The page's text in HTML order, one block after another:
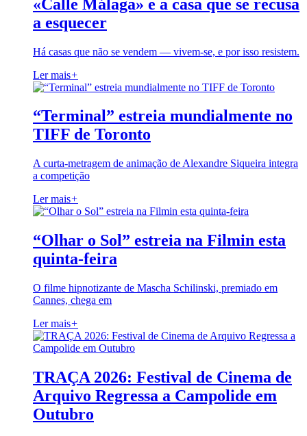
«Calle Málaga» e a casa que se recusa
a esquecer
Há casas que não se vendem — vivem-se, e por isso resistem.
Ler mais+
“Terminal” estreia mundialmente no
TIFF de Toronto
A curta-metragem de animação de Alexandre Siqueira integra
a competição
Ler mais+
“Olhar o Sol” estreia na Filmin esta
quinta-feira
O filme hipnotizante de Mascha Schilinski, premiado em
Cannes, chega em
Ler mais+
TRAÇA 2026: Festival de Cinema de
Arquivo Regressa a Campolide em
Outubro